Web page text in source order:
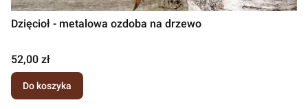
Dzięcioł - metalowa ozdoba na drzewo
Cena
52,00 zł
Do koszyka